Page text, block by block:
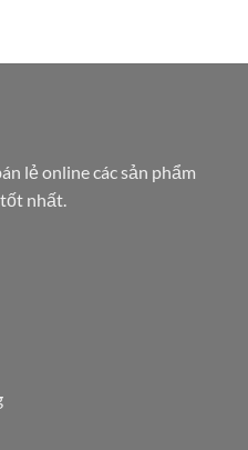
lẻ online các sản phẩm
nhất.